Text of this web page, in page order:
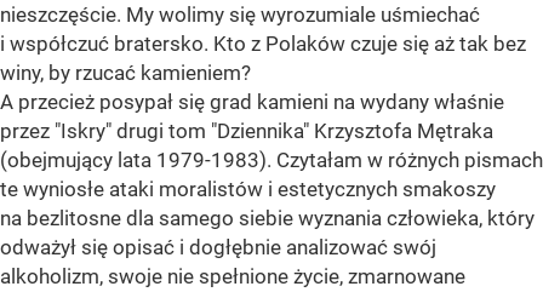
nieszczęście. My wolimy się wyrozumiale uśmiechać
i współczuć bratersko. Kto z Polaków czuje się aż tak bez
winy, by rzucać kamieniem?
A przecież posypał się grad kamieni na wydany właśnie
przez "Iskry" drugi tom "Dziennika" Krzysztofa Mętraka
(obejmujący lata 1979-1983). Czytałam w różnych pismach
te wyniosłe ataki moralistów i estetycznych smakoszy
na bezlitosne dla samego siebie wyznania człowieka, który
odważył się opisać i dogłębnie analizować swój
alkoholizm, swoje nie spełnione życie, zmarnowane